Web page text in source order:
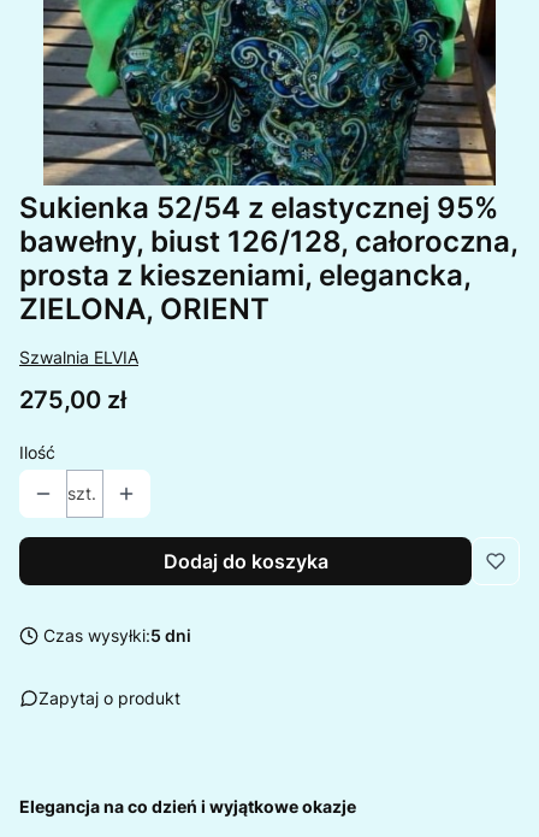
Sukienka 52/54 z elastycznej 95%
bawełny, biust 126/128, całoroczna,
prosta z kieszeniami, elegancka,
ZIELONA, ORIENT
Szwalnia ELVIA
Cena
275,00 zł
Ilość
szt.
Dodaj do koszyka
Czas wysyłki:5 dni
Zapytaj o produkt
Elegancja na co dzień i wyjątkowe okazje